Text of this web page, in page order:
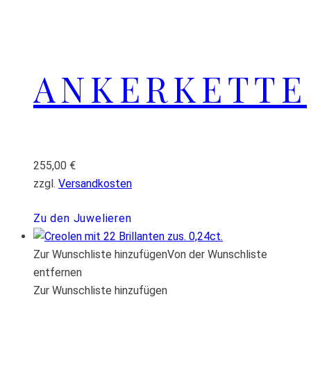
ANKERKETTE
255,00 €
zzgl. Versandkosten
Zu den Juwelieren
Zur Wunschliste hinzufügenVon der Wunschliste
entfernen
Zur Wunschliste hinzufügen